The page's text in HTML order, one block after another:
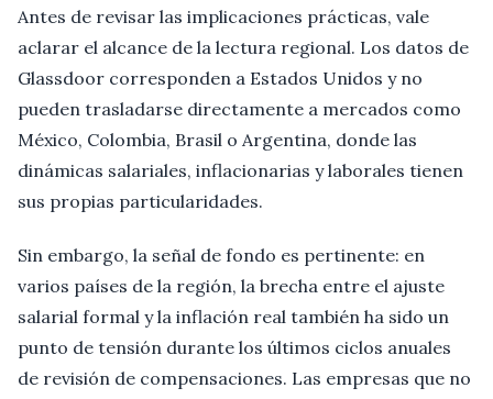
Antes de revisar las implicaciones prácticas, vale
aclarar el alcance de la lectura regional. Los datos de
Glassdoor corresponden a Estados Unidos y no
pueden trasladarse directamente a mercados como
México, Colombia, Brasil o Argentina, donde las
dinámicas salariales, inflacionarias y laborales tienen
sus propias particularidades.
Sin embargo, la señal de fondo es pertinente: en
varios países de la región, la brecha entre el ajuste
salarial formal y la inflación real también ha sido un
punto de tensión durante los últimos ciclos anuales
de revisión de compensaciones. Las empresas que no